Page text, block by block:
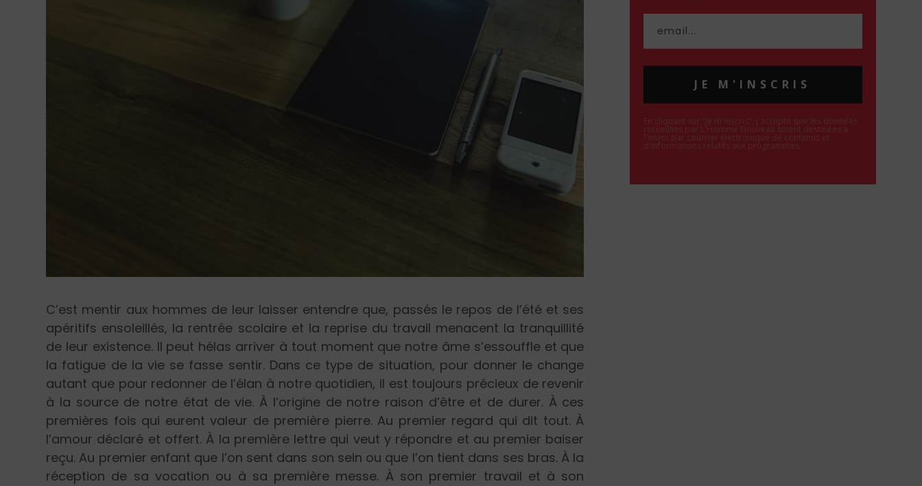
C’est mentir aux hommes de leur laisser entendre que, passés le repos de l’été et ses
apéritifs ensoleillés, la rentrée scolaire et la reprise du travail menacent la tranquillité
de leur existence. Il peut hélas arriver à tout moment que notre âme s’essouffle et que
la fatigue de la vie se fasse sentir. Dans ce type de situation, pour donner le change
autant que pour redonner de l’élan à notre quotidien, il est toujours précieux de revenir
à la source de notre état de vie. À l’origine de notre raison d’être et de durer. À ces
premières fois qui eurent valeur de première pierre. Au premier regard qui dit tout. À
l’amour déclaré et offert. À la première lettre qui veut y répondre et au premier baiser
reçu. Au premier enfant que l’on sent dans son sein ou que l’on tient dans ses bras. À la
réception de sa vocation ou à sa première messe. À son premier travail et à son
JE M'INSCRIS
En cliquant sur "Je m'inscris", j'accepte que les données
recueillies par L'Homme Nouveau soient destinées à
l'envoi par courrier électronique de contenus et
d'informations relatifs aux programmes.